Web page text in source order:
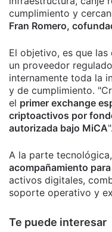
cumplimiento y
Fran Romero,
El objetivo, es que
un proveedor
internamente toda la
y de cumplimiento.
el primer exchange
criptoactivos por
autorizada bajo MiCA".
A la parte
acompañamiento
activos digitales,
soporte operativo y
Te puede interesar